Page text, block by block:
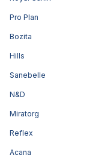
Pro Plan
Bozita
Hills
Sanebelle
N&D
Miratorg
Reflex
Acana